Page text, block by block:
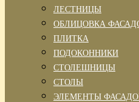
ЛЕСТНИЦЫ
ОБЛИЦОВКА
ПЛИТКА
ПОДОКОННИКИ
СТОЛЕШНИЦЫ
СТОЛЫ
ЭЛЕМЕНТЫ